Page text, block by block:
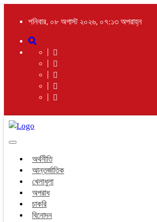
শনিবার, ০৮ অগাস্ট ২০২৬, ০৭:১৩ অপরাহ্ন
Toggle
অর্থনীতি
আন্তর্জাতিক
খেলাধুলা
অপরাধ
চাকরি
বিনোদন